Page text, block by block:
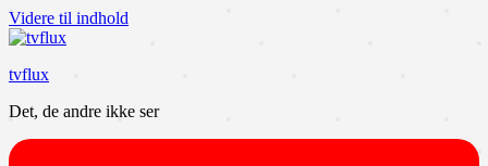
Videre til indhold
tvflux
Det, de andre ikke ser